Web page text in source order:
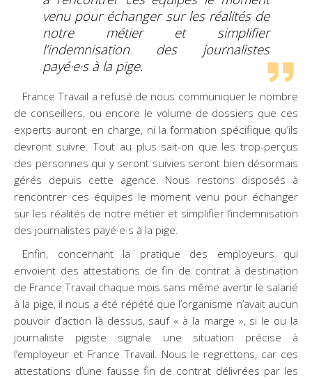
venu pour échanger sur les réalités de
notre métier et simplifier
l’indemnisation des journalistes
payé·e·s à la pige.
France Travail a refusé de nous communiquer le nombre
de conseillers, ou encore le volume de dossiers que ces
experts auront en charge, ni la formation spécifique qu’ils
devront suivre. Tout au plus sait-on que les trop-perçus
des personnes qui y seront suivies seront bien désormais
gérés depuis cette agence. Nous restons disposés à
rencontrer ces équipes le moment venu pour échanger
sur les réalités de notre métier et simplifier l’indemnisation
des journalistes payé·e·s à la pige.
Enfin, concernant la pratique des employeurs qui
envoient des attestations de fin de contrat à destination
de France Travail chaque mois sans même avertir le salarié
à la pige, il nous a été répété que l’organisme n’avait aucun
pouvoir d’action là dessus, sauf « à la marge », si le ou la
journaliste pigiste signale une situation précise à
l’employeur et France Travail. Nous le regrettons, car ces
attestations d’une fausse fin de contrat délivrées par les